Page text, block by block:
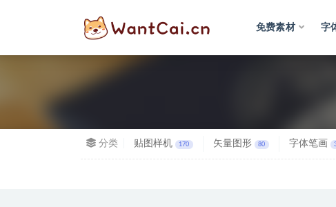
免费素材 字
分类 贴图样机 170 矢量图形 80 字体笔画